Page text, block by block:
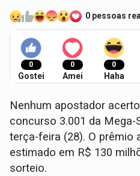
0 pessoas
0
Gostei
0
Amei
0
Haha
Nenhum apostador
concurso 3.001 da Mega-
terça-feira (28). O prêmio
estimado em R$ 130
sorteio.